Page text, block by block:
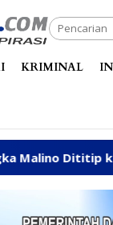
KRIMINAL
Dinas